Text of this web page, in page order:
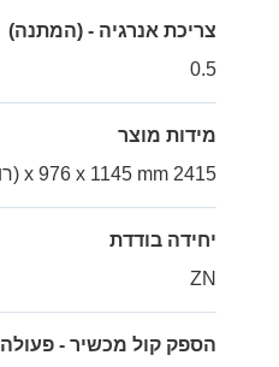
צריכת אנרגיה - (המתנה)
0.5
מידות מוצר
2415 x 976 x 1145 mm (רוחב x עומק x גובה)
יחידה בודדת
ZN
הספק קול מכשיר - פעולה B (A)